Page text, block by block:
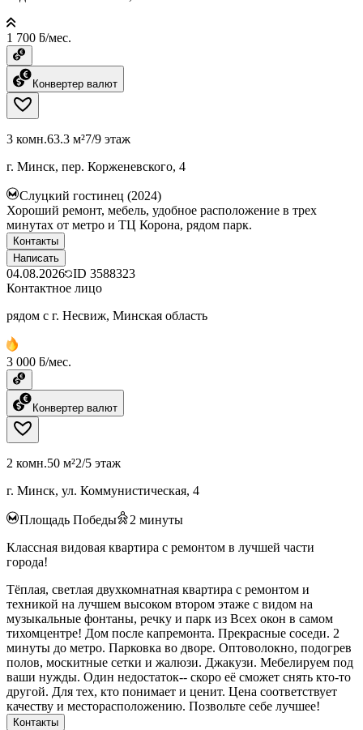
1 700 ƃ/мес.
Конвертер валют
3 комн.63.3 м²7/9 этаж
г. Минск, пер. Корженевского, 4
Слуцкий гостинец (2024)
Хороший ремонт, мебель, удобное расположение в трех
минутах от метро и ТЦ Корона, рядом парк.
Контакты
Написать
04.08.2026 ID 3588323
Контактное лицо
рядом с г. Несвиж, Минская область
3 000 ƃ/мес.
Конвертер валют
2 комн.50 м²2/5 этаж
г. Минск, ул. Коммунистическая, 4
Площадь Победы 2 минуты
Классная видовая квартира с ремонтом в лучшей части
города!
Тёплая, светлая двухкомнатная квартира с ремонтом и
техникой на лучшем высоком втором этаже с видом на
музыкальные фонтаны, речку и парк из Всех окон в самом
тихомцентре! Дом после капремонта. Прекрасные соседи. 2
минуты до метро. Парковка во дворе. Оптоволокно, подогрев
полов, москитные сетки и жалюзи. Джакузи. Мебелируем под
ваши нужды. Один недостаток-- скоро её сможет снять кто-то
другой. Для тех, кто понимает и ценит. Цена соответствует
качеству и месторасположению. Позвольте себе лучшее!
Контакты